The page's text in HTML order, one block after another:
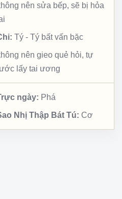
nên sửa bếp, sẽ bị hỏa
Tý - Tý bất vấn bặc
nên gieo quẻ hỏi, tự
lấy tai ương
ngày: Phá
Nhị Thập Bát Tú: Cơ